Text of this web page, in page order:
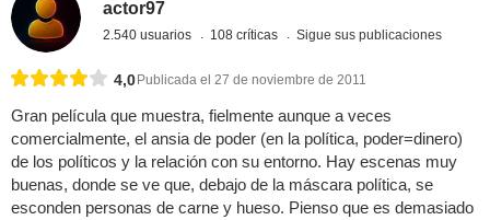
actor97
2.540 usuarios 108 críticas Sigue sus publicaciones
4,0 Publicada el 27 de noviembre de 2011
Gran película que muestra, fielmente aunque a veces
comercialmente, el ansia de poder (en la política, poder=dinero)
de los políticos y la relación con su entorno. Hay escenas muy
buenas, donde se ve que, debajo de la máscara política, se
esconden personas de carne y hueso. Pienso que es demasiado